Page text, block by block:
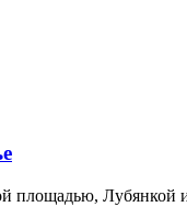
площадью, Лубянкой